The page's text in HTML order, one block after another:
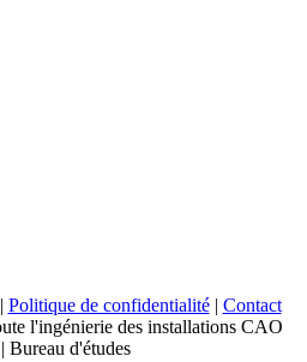
Politique de confidentialité| Contact
l'ingénierie des installations CAO
Bureau d'études